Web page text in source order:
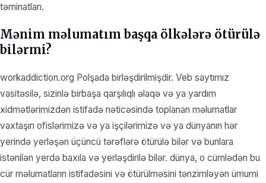
təminatları.
Mənim məlumatım başqa ölkələrə ötürülə
bilərmi?
workaddiction.org Polşada birləşdirilmişdir. Veb saytımız
vasitəsilə, sizinlə birbaşa qarşılıqlı əlaqə və ya yardım
xidmətlərimizdən istifadə nəticəsində toplanan məlumatlar
vaxtaşırı ofislərimizə və ya işçilərimizə və ya dünyanın hər
yerində yerləşən üçüncü tərəflərə ötürülə bilər və bunlara
istənilən yerdə baxıla və yerləşdirilə bilər. dünya, o cümlədən bu
cür məlumatların istifadəsini və ötürülməsini tənzimləyən ümumi